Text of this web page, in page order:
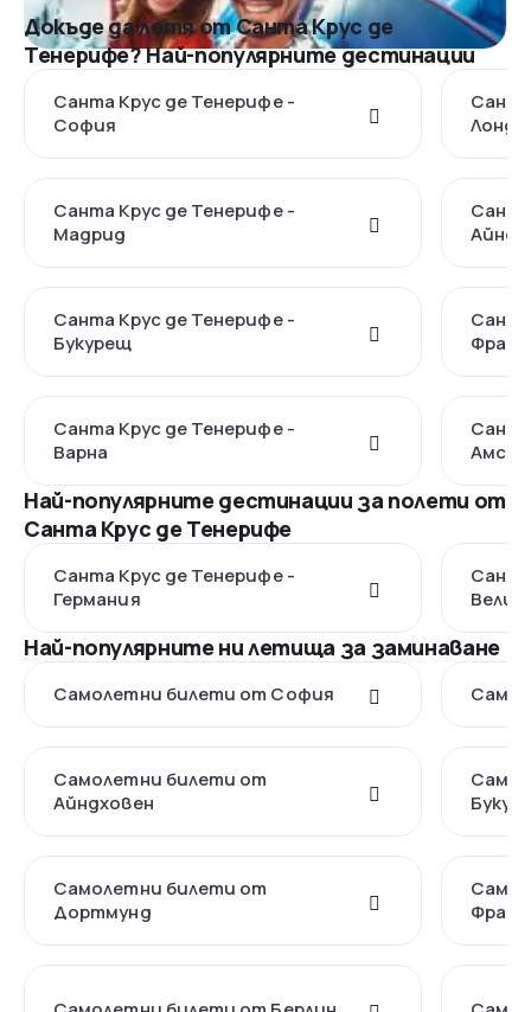
Докъде да летя от Санта Крус де
Тенерифе? Най-популярните дестинации
Санта Крус де Тенерифе -
София
Санта Крус де Тенерифе -
Мадрид
Санта Крус де Тенерифе -
Букурещ
Санта Крус де Тенерифе -
Варна
Най-популярните дестинации за полети от
Санта Крус де Тенерифе
Санта Крус де Тенерифе -
Германия
Най-популярните ни летища за заминаване
Самолетни билети от София
Самолетни билети от
Айндховен
Самолетни билети от
Дортмунд